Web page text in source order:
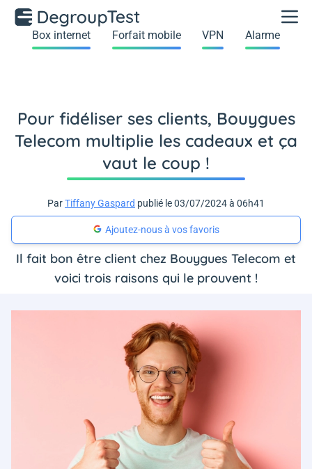
Box internet Forfait mobile VPN Alarme
Pour fidéliser ses clients, Bouygues
Telecom multiplie les cadeaux et ça
vaut le coup !
ParTiffany Gaspard publié le 03/07/2024 à 06h41
Ajoutez-nous à vos favoris
Il fait bon être client chez Bouygues Telecom et
voici trois raisons qui le prouvent !